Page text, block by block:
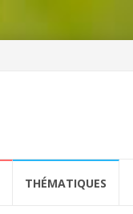
THÉMATIQUES